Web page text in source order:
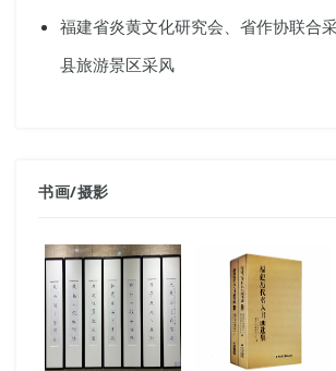
福建省炎黄文化研究会、省作协联合
县旅游景区采风
书画/摄影